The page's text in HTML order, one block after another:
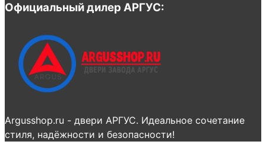
Официальный дилер АРГУС:
Argusshop.ru - двери АРГУС. Идеальное сочетание
стиля, надёжности и безопасности!